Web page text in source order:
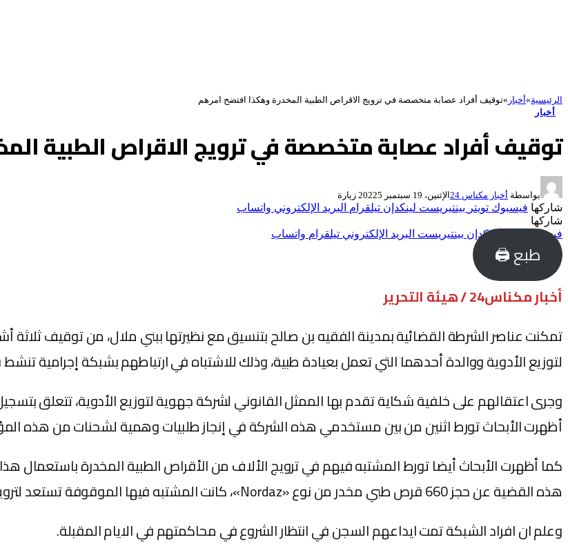
الرئيسية»أخبار »توقيف أفراد عصابة متخصصة في ترويج الاقراص الطبية المخدرة وهكذا افتضح امرهم
أخبار
توقيف أفراد عصابة متخصصة في ترويج الاقراص الطبية
بواسطة أخبار مكناس 24 الإثنين، 19 سبتمبر 2022 5 زيارة
شاركها فيسبوك تويتر بينتيريست لينكدإن تيلقرام البريد الإلكتروني واتساب
شاركها
فيسبوك
لينكدإن بينتيريست البريد الإلكتروني تيلقرام واتساب
طبع 🖨
أخبار مكناس24 / هيئة التحرير
لتوزيع الأدوية ووالدة أحدهما التي تعمل بعيادة طبية، وذلك للاشتباه في ارتباطهم بشبكة إجرامية
وجرى اعتقالهم على خلفية شكاية تقدم بها الممثل القانوني لشركة جهوية لتوزيع الأدوية، تتعلق
أظهرت الأبحاث تورط اثنين من بين مستخدمي هذه الشركة في إنجاز طلبيات وهمية لشحنات من هذه
كما أظهرت الأبحاث أيضا تورط المشتبه فيهم في ترويج الألاف من الأقراص الطبية المخدرة باستعمال
هذه القضية عن حجز 660 قرص طبي مخدر من نوع «Nordaz»، كانت المشتبه فيها الموقوفة تستعد لترويجها.
وعلم ان افراد الشبكة تمت ايداعهم السجن في انتظار الشروع في محاكمتهم في الايام المقبلة.